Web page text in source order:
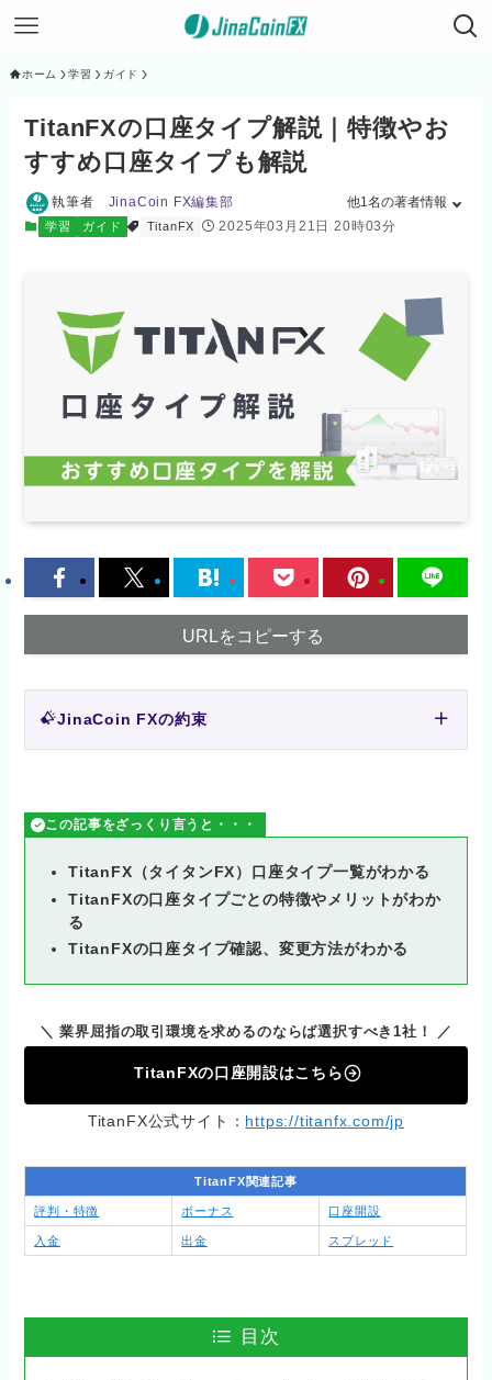
ホーム 学習 ガイド
TitanFXの口座タイプ解説｜特徴やお
すすめ口座タイプも解説
学習 ガイド TitanFX 2025年03月21日 20時03分
執筆者 JinaCoin FX編集部 他1名の著者情報
URLをコピーする
JinaCoin FXの約束
この記事をざっくり言うと・・・
TitanFX（タイタンFX）口座タイプ一覧がわかる
TitanFXの口座タイプごとの特徴やメリットがわか
る
TitanFXの口座タイプ確認、変更方法がわかる
＼ 業界屈指の取引環境を求めるのならば選択すべき1社！ ／
TitanFXの口座開設はこちら
TitanFX公式サイト： https://titanfx.com/jp
TitanFX関連記事
評判・特徴 ボーナス 口座開設
入金 出金 スプレッド
目次